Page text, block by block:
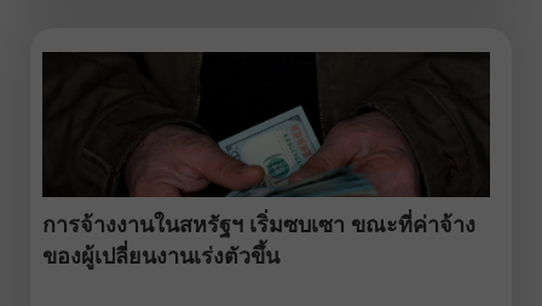
ผ่านช่องแคบฮอร์มุซแล้ว ความคืบหน้านี้ช่วยหนุนความหวังต่อ
การพัฒนาทางการทูตในการคลี่คลายข้อพิพาทระหว่างสหรัฐ–
อิหร่านที่ยืดเยื้อมานานห้าเดือน ซึ่งเมื่อรวมกับการคาดการณ์
การขึ้นดอกเบี้ยของ
การจ้างงานในสหรัฐฯ เริ่มซบเซา ขณะที่ค่าจ้าง
ของผู้เปลี่ยนงานเร่งตัวขึ้น